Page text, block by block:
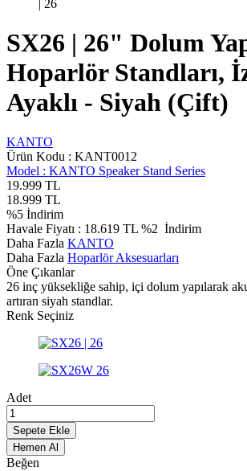
SX26 | 26" Dolum
Hoparlör Standları,
Ayaklı - Siyah (Çift)
KANTO
Ürün Kodu : KANT0012
Model : KANTO Speaker Stand Series
19.999 TL
18.999 TL
%5 İndirim
Havale Fiyatı : 18.619 TL %2 İndirim
Daha Fazla KANTO
Daha Fazla Hoparlör Aksesuarları
Öne Çıkanlar
26 inç yüksekliğe sahip, içi dolum yapılarak
artıran siyah standlar.
Renk Seçiniz
Adet
Sepete Ekle
Hemen Al
Beğen